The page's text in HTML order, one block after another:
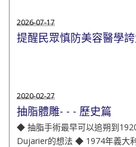
2026-07-17
提醒民眾慎防美容醫學
2020-02-27
抽脂體雕- - - 歷史篇
◆ 抽脂手術最早可以追朔到
Dujarier的想法 ◆ 1974年義大